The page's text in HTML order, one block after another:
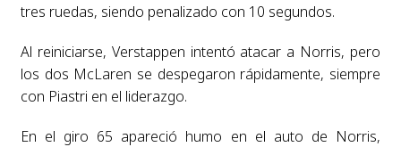
tres ruedas, siendo penalizado con 10 segundos.
Al reiniciarse, Verstappen intentó atacar a Norris, pero
los dos McLaren se despegaron rápidamente, siempre
con Piastri en el liderazgo.
En el giro 65 apareció humo en el auto de Norris,